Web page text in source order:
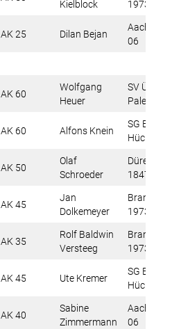
Kielblock
1973 e.V.
AK 25 Dilan Bejan
Aachener
06
AK 60
Wolfgang
Heuer
SV Übach-
Palenberg
AK 60 Alfons Knein
SG
AK 50
Olaf
Schroeder
Dürener
1847 e.V.
AK 45
Jan
Dolkemeyer
Brander
1973 e.V.
AK 35
Rolf Baldwin
Versteeg
Brander
1973 e.V.
AK 45 Ute Kremer
SG
AK 40
Sabine
Zimmermann
Aachener
06